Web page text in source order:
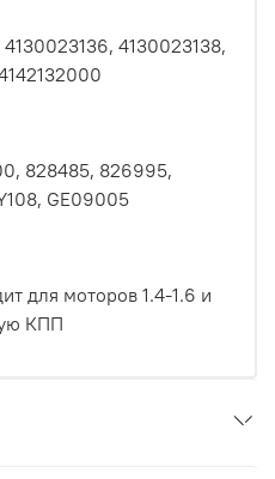
4130023138,
828485, 826995,
GE09005
для моторов 1.4-1.6 и
КПП